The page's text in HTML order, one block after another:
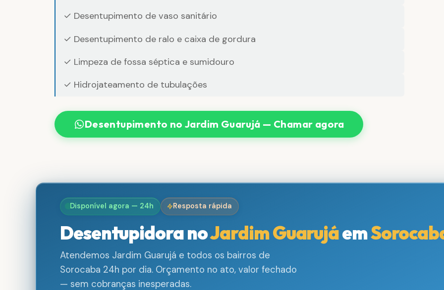
✓ Desentupimento de vaso sanitário
✓ Desentupimento de ralo e caixa de gordura
✓ Limpeza de fossa séptica e sumidouro
✓ Hidrojateamento de tubulações
Desentupimento no Jardim Guarujá — Chamar agora
Disponível agora — 24h Resposta rápida
Desentupidora noJardim Guarujáem
Atendemos Jardim Guarujá e todos os bairros de
Sorocaba 24h por dia. Orçamento no ato, valor fechado
— sem cobranças inesperadas.